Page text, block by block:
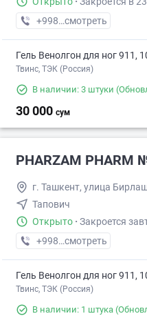
+998 (77) XXX-XX-XX
смотреть
Гель Венолгон для ног 911,
Твинс, ТЭК (Россия)
В наличии: 3 штуки
30 000 сум
PHARZAM PHARM
г. Ташкент, улица
Тапович
Открыто · Закроется
+998 (78) XXX-XX-XX
смотреть
Гель Венолгон для ног 911,
Твинс, ТЭК (Россия)
В наличии: 1 штука